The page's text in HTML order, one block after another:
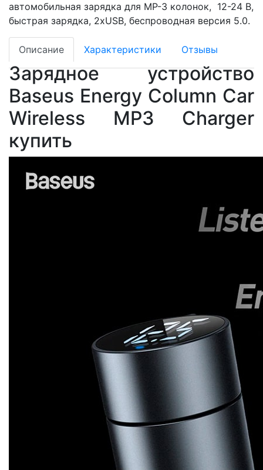
автомобильная зарядка для MP-3 колонок, 12-24 В,
быстрая зарядка, 2хUSB, беспроводная версия 5.0.
Описание Характеристики Отзывы
Зарядное устройство
Baseus Energy Column Car
Wireless MP3 Charger
купить